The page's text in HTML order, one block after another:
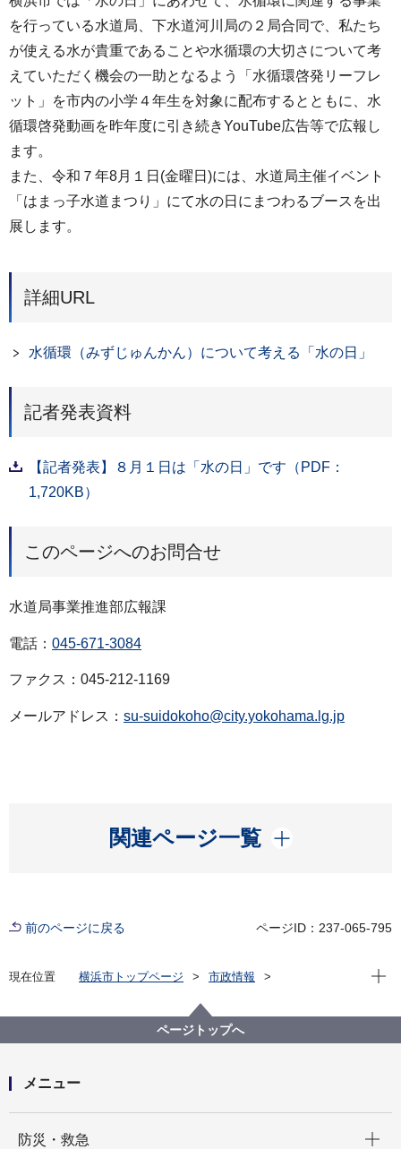
を行っている水道局、下水道河川局の２局合同で、私たち
が使える水が貴重であることや水循環の大切さについて考
えていただく機会の一助となるよう「水循環啓発リーフレ
ット」を市内の小学４年生を対象に配布するとともに、水
循環啓発動画を昨年度に引き続きYouTube広告等で広報し
ます。
また、令和７年8月１日(金曜日)には、水道局主催イベント
「はまっ子水道まつり」にて水の日にまつわるブースを出
展します。
詳細URL
水循環（みずじゅんかん）について考える「水の日」
記者発表資料
【記者発表】８月１日は「水の日」です（PDF：
1,720KB）
このページへのお問合せ
水道局事業推進部広報課
電話： 045-671-3084
ファクス：045-212-1169
メールアドレス： su-suidokoho@city.yokohama.lg.jp
関連ページ一覧
開く
前のページに戻る ページID：237-065-795
現在位置 横浜市トップページ
市政情報
８月１日は「水の日」です
現在
ページトップへ
メニュー
防災・救急